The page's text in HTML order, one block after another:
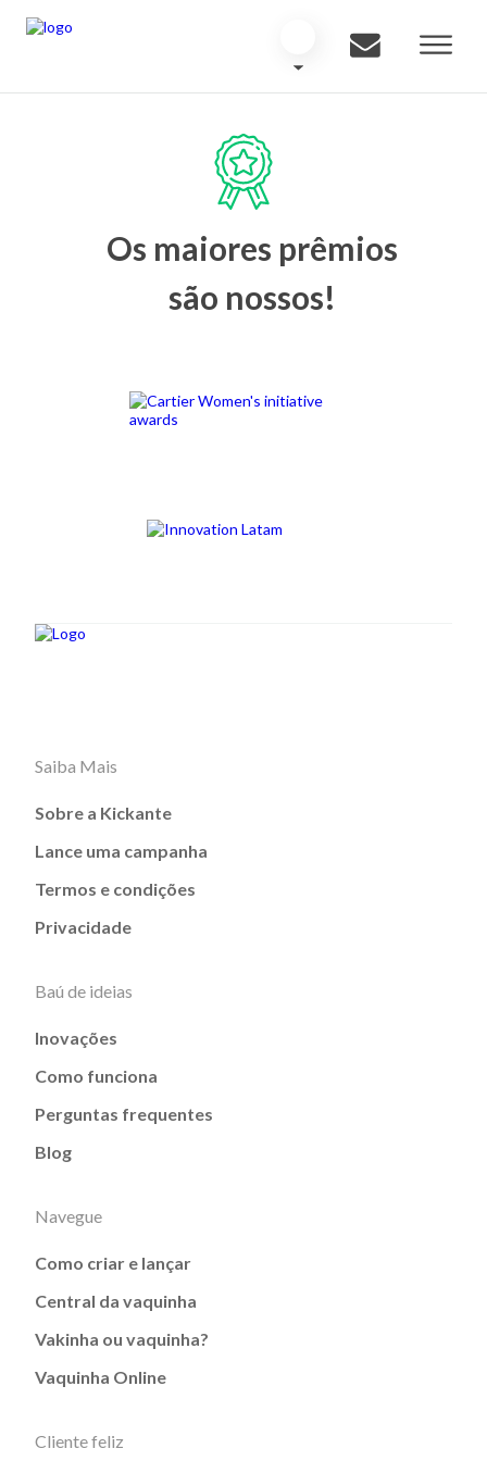
Os maiores prêmios
são nossos!
Saiba Mais
Sobre a Kickante
Lance uma campanha
Termos e condições
Privacidade
Baú de ideias
Inovações
Como funciona
Perguntas frequentes
Blog
Navegue
Como criar e lançar
Central da vaquinha
Vakinha ou vaquinha?
Vaquinha Online
Cliente feliz